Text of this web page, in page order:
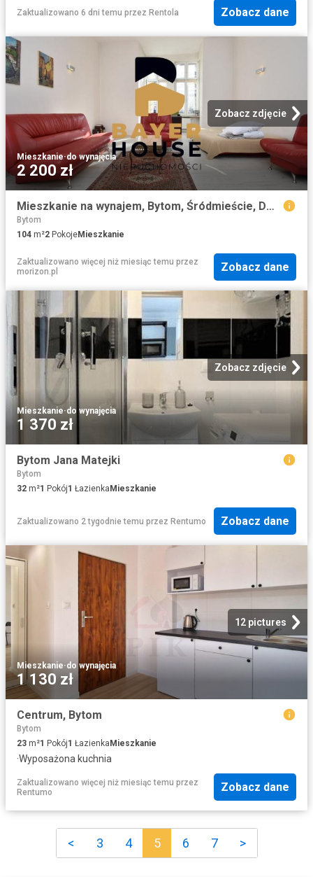
Zaktualizowano 6 dni temu przez Rentola Zobacz dane
Zobacz zdjęcie
Mieszkanie·do wynajęcia
2 200 zł
Mieszkanie na wynajem, Bytom, Śródmieście, Dworcowa
Bytom
104 m²2 PokojeMieszkanie
Zaktualizowano więcej niż miesiąc temu przez
morizon.pl
Zobacz dane
Zobacz zdjęcie
Mieszkanie·do wynajęcia
1 370 zł
Bytom Jana Matejki
Bytom
32 m²1 Pokój1 Łazienka Mieszkanie
Zaktualizowano 2 tygodnie temu przez Rentumo Zobacz dane
12 pictures
Mieszkanie·do wynajęcia
1 130 zł
Centrum, Bytom
Bytom
23 m²1 Pokój1 ŁazienkaMieszkanie
·Wyposażona kuchnia
Zaktualizowano więcej niż miesiąc temu przez
Rentumo
Zobacz dane
< 3 4 5 6 7 >